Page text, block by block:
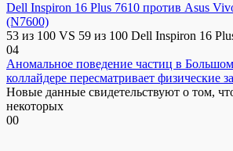
Dell Inspiron 16 Plus 7610 против Asus
(N7600)
53 из 100 VS 59 из 100 Dell Inspiron 16
04
Аномальное поведение частиц в
коллайдере пересматривает физические
Новые данные свидетельствуют о том,
некоторых
00